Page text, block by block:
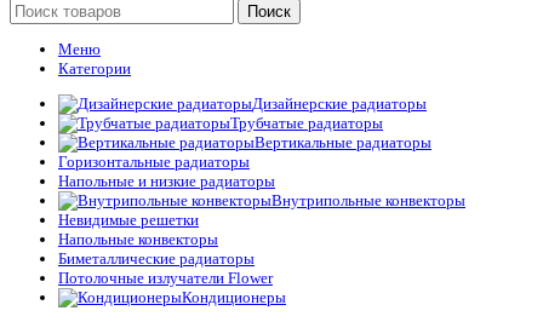
Поиск
Меню
Категории
Дизайнерские радиаторы
Трубчатые радиаторы
Вертикальные радиаторы
Горизонтальные радиаторы
Напольные и низкие радиаторы
Внутрипольные конвекторы
Невидимые решетки
Напольные конвекторы
Биметаллические радиаторы
Потолочные излучатели Flower
Кондиционеры